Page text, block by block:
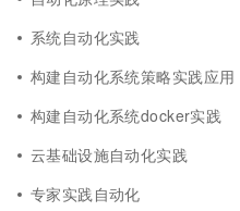
系统自动化实践
构建自动化系统策略实践应用
构建自动化系统docker实践
云基础设施自动化实践
专家实践自动化